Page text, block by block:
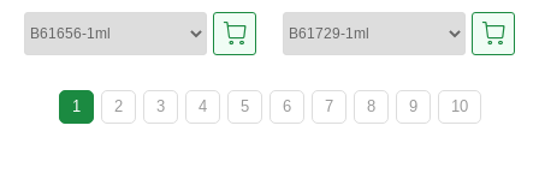
1 2 3 4 5 6 7 8 9 10